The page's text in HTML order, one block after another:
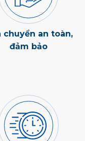
chuyển an toàn,
đảm bảo